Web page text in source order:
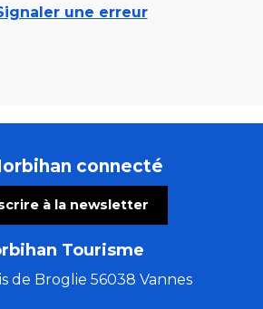
une erreur
connecté
à la newsletter
Tourisme
de Broglie 56038 Vannes